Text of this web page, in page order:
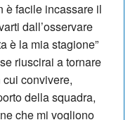
è facile incassare il
dall’osservare
è la mia stagione”
riuscirai a tornare
convivere,
della squadra,
che mi vogliono